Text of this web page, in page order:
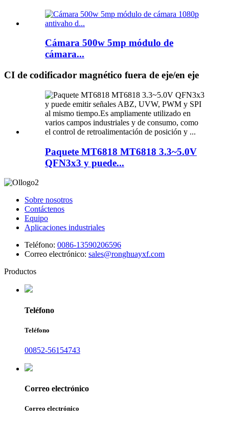
Cámara 500w 5mp módulo de
cámara...
CI de codificador magnético fuera de eje/en eje
Paquete MT6818 MT6818 3.3~5.0V
QFN3x3 y puede...
Sobre nosotros
Contáctenos
Equipo
Aplicaciones industriales
Teléfono: 0086-13590206596
Correo electrónico: sales@ronghuayxf.com
Productos
Teléfono
Teléfono
00852-56154743
Correo electrónico
Correo electrónico